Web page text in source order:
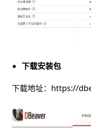
下载安装包
下载地址：https://